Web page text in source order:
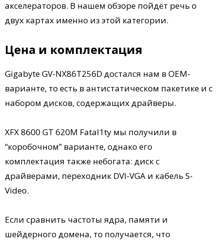
акселераторов. В нашем обзоре пойдёт речь о
двух картах именно из этой категории.
Цена и комплектация
Gigabyte GV-NX86T256D достался нам в OEM-
варианте, то есть в антистатическом пакетике и с
набором дисков, содержащих драйверы.
XFX 8600 GT 620M Fatal1ty мы получили в
“коробочном” варианте, однако его
комплектация также небогата: диск с
драйверами, переходник DVI-VGA и кабель S-
Video.
Если сравнить частоты ядра, памяти и
шейдерного домена, то получается, что